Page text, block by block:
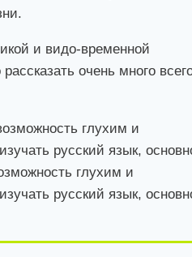
и видо-временной
очень много
глухим и
русский язык,
глухим и
русский язык,